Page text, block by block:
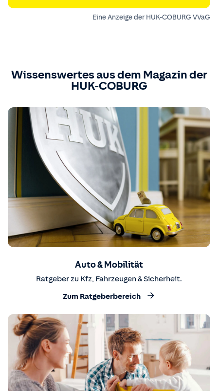
Eine Anzeige der HUK-COBURG VVaG
Wissenswertes aus dem Magazin der
HUK-COBURG
Auto & Mobilität
Ratgeber zu Kfz, Fahrzeugen & Sicherheit.
Zum Ratgeberbereich